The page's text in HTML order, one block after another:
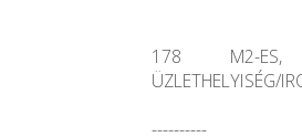
178 M2-ES,
ÜZLETHELYISÉG/
----------